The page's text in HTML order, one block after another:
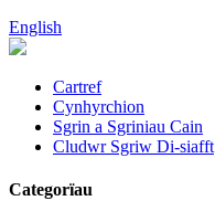
English
Cartref
Cynhyrchion
Sgrin a Sgriniau Cain
Cludwr Sgriw Di-siafft
Categorïau